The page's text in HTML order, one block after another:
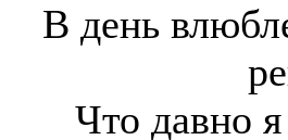
В день
Что давно